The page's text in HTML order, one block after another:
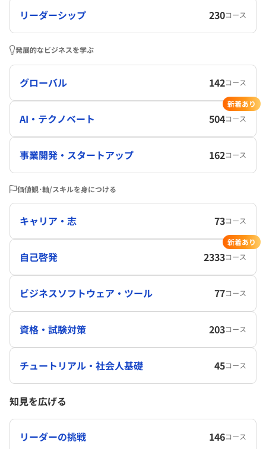
リーダーシップ 230コース
発展的なビジネスを学ぶ
グローバル 142コース
AI・テクノベート 504コース
新着あり
事業開発・スタートアップ 162コース
価値観･軸/スキルを身につける
キャリア・志 73コース
自己啓発 2333コース
新着あり
ビジネスソフトウェア・ツール 77コース
資格・試験対策 203コース
チュートリアル・社会人基礎 45コース
知見を広げる
リーダーの挑戦 146コース